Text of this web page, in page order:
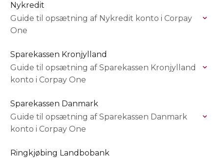
Nykredit
Guide til opsætning af Nykredit konto i Corpay
One
Sparekassen Kronjylland
Guide til opsætning af Sparekassen Kronjylland
konto i Corpay One
Sparekassen Danmark
Guide til opsætning af Sparekassen Danmark
konto i Corpay One
Ringkjøbing Landbobank